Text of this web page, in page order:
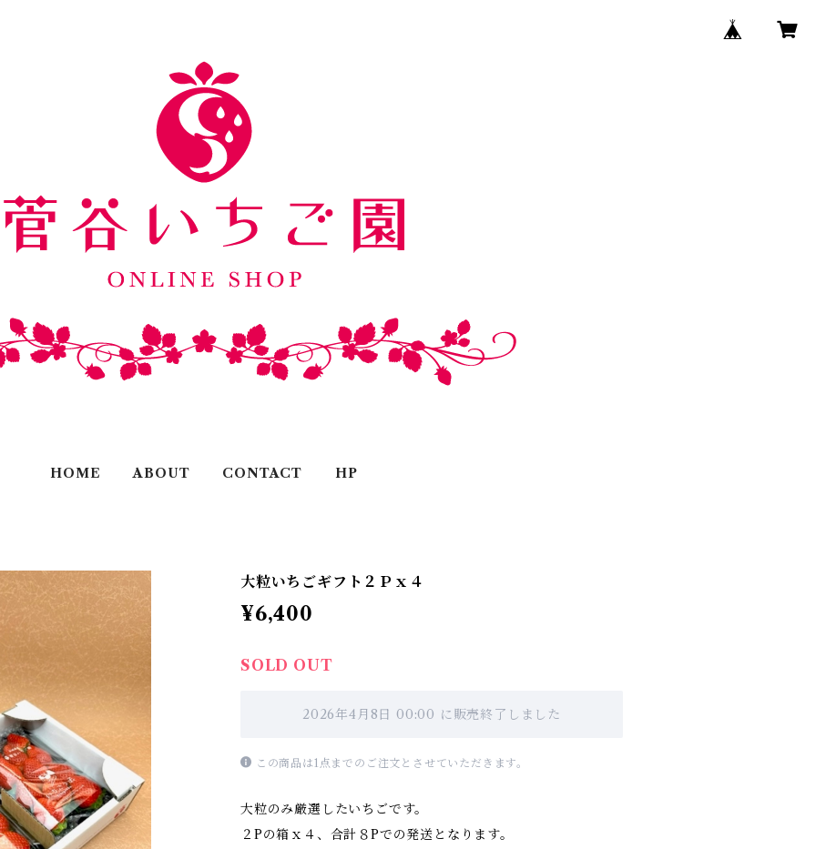
HOME ABOUT CONTACT HP
大粒いちごギフト２Ｐｘ４
¥6,400
SOLD OUT
2026年4月8日 00:00 に販売終了しました
この商品は1点までのご注文とさせていただきます。
大粒のみ厳選したいちごです。
２Pの箱ｘ４、合計８Pでの発送となります。